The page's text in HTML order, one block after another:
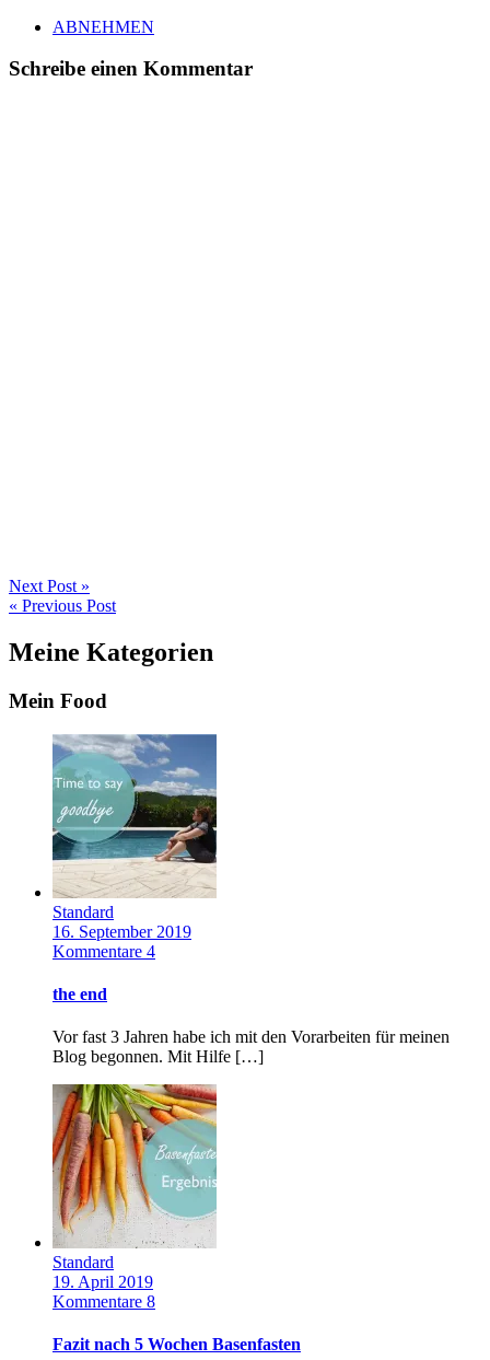
ABNEHMEN
Schreibe einen Kommentar
Next Post »
« Previous Post
Meine Kategorien
Mein Food
Standard
16. September 2019
Kommentare 4
the end
Vor fast 3 Jahren habe ich mit den Vorarbeiten für meinen
Blog begonnen. Mit Hilfe […]
Standard
19. April 2019
Kommentare 8
Fazit nach 5 Wochen Basenfasten